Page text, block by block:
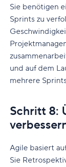
Sie benötigen
Sprints zu
und auf dem
mehrere
Schritt 8:
Agile basiert
Sie